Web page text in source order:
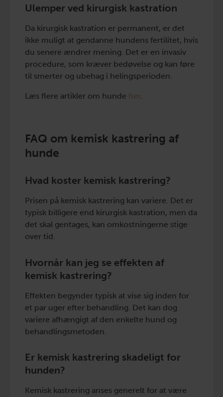
Ulemper ved kirurgisk kastration
Da kirurgisk kastration er permanent, er det
ikke muligt at gendanne hundens fertilitet, hvis
du senere ændrer mening. Det er en invasiv
procedure, som kræver bedøvelse og kan føre
til smerter og ubehag i helingsperioden.
Læs flere artikler om hunde her.
FAQ om kemisk kastrering af
hunde
Hvad koster kemisk kastrering?
Prisen på kemisk kastrering kan variere. Det er
typisk billigere end kirurgisk kastration, men da
det skal gentages, kan omkostningerne stige
over tid.
Hvornår kan jeg se effekten af
kemisk kastrering?
Effekten begynder typisk at vise sig inden for
et par uger efter behandling. Det kan dog
variere afhængigt af den enkelte hund og
behandlingsmetoden.
Er kemisk kastrering skadeligt for
hunden?
Kemisk kastrering anses generelt for at være